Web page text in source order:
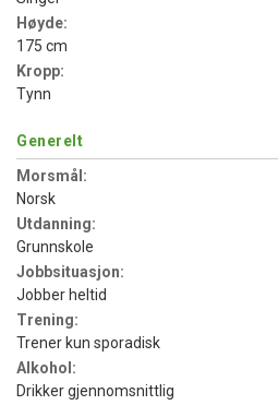
Høyde:
175 cm
Kropp:
Tynn
Generelt
Morsmål:
Norsk
Utdanning:
Grunnskole
Jobbsituasjon:
Jobber heltid
Trening:
Trener kun sporadisk
Alkohol:
Drikker gjennomsnittlig